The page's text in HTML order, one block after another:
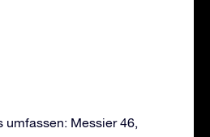
umfassen: Messier 46,